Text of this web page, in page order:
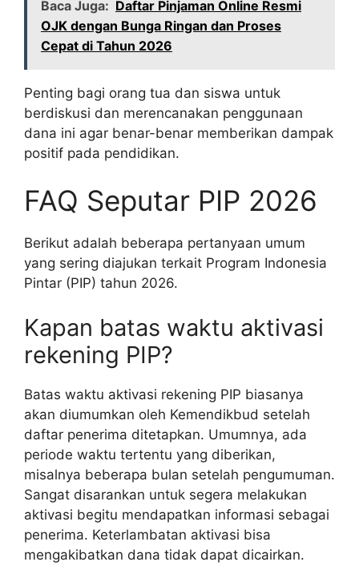
Baca Juga: Daftar Pinjaman Online Resmi
OJK dengan Bunga Ringan dan Proses
Cepat di Tahun 2026
Penting bagi orang tua dan siswa untuk
berdiskusi dan merencanakan penggunaan
dana ini agar benar-benar memberikan dampak
positif pada pendidikan.
FAQ Seputar PIP 2026
Berikut adalah beberapa pertanyaan umum
yang sering diajukan terkait Program Indonesia
Pintar (PIP) tahun 2026.
Kapan batas waktu aktivasi
rekening PIP?
Batas waktu aktivasi rekening PIP biasanya
akan diumumkan oleh Kemendikbud setelah
daftar penerima ditetapkan. Umumnya, ada
periode waktu tertentu yang diberikan,
misalnya beberapa bulan setelah pengumuman.
Sangat disarankan untuk segera melakukan
aktivasi begitu mendapatkan informasi sebagai
penerima. Keterlambatan aktivasi bisa
mengakibatkan dana tidak dapat dicairkan.